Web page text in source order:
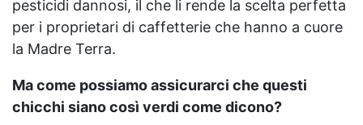
pesticidi dannosi, il che li rende la scelta perfetta
per i proprietari di caffetterie che hanno a cuore
la Madre Terra.
Ma come possiamo assicurarci che questi
chicchi siano così verdi come dicono?